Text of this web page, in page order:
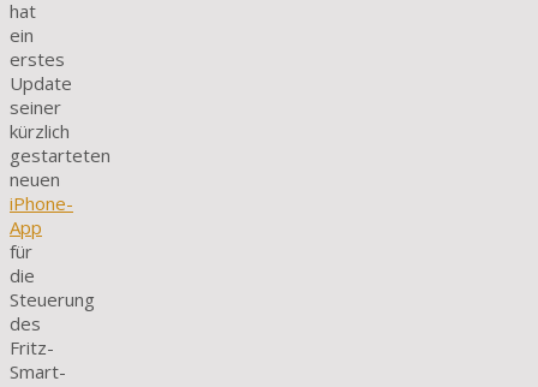
hat
ein
erstes
Update
seiner
kürzlich
gestarteten
neuen
iPhone-
App
für
die
Steuerung
des
Fritz-
Smart-